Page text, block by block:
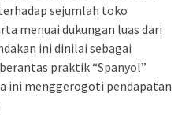
sejumlah toko
menuai dukungan luas dari
ini dinilai sebagai
praktik “Spanyol”
ini menggerogoti pendapatan